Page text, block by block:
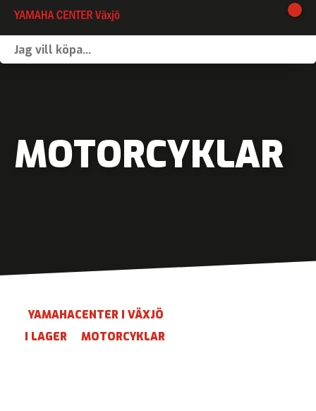
Verkstad
Båtförmedling
MOTORCYKLAR
YAMAHACENTER I VÄXJÖ
I LAGER
MOTORCYKLAR